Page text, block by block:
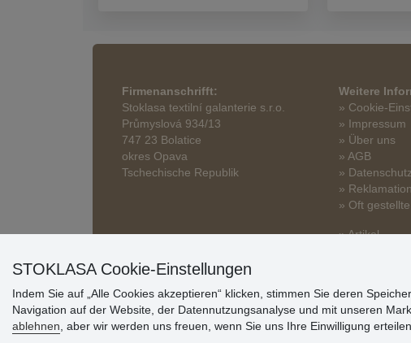
Firmenanschrifft:
Stoklasa textilní galanterie s.r.o.
Průmyslová 934/13
747 23 Bolatice
okres Opava
Tschechische Republik
Weitere
» Cookie-
» Impressum
» Über uns
» AGB
»
» Reklamation
» Oft
» Artikel
STOKLASA Cookie-Einstellungen
Indem Sie auf „Alle Cookies akzeptieren“ klicken, stimmen Sie deren
Navigation auf der Website, der Datennutzungsanalyse und mit unseren
ablehnen , aber wir werden uns freuen, wenn Sie uns Ihre Einwilligung erteilen.